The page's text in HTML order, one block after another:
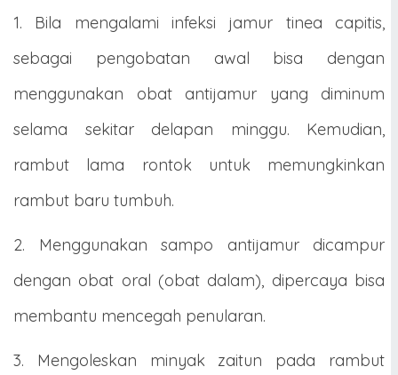
1. Bila mengalami infeksi jamur tinea capitis,
sebagai pengobatan awal bisa dengan
menggunakan obat antijamur yang diminum
selama sekitar delapan minggu. Kemudian,
rambut lama rontok untuk memungkinkan
rambut baru tumbuh.
2. Menggunakan sampo antijamur dicampur
dengan obat oral (obat dalam), dipercaya bisa
membantu mencegah penularan.
3. Mengoleskan minyak zaitun pada rambut